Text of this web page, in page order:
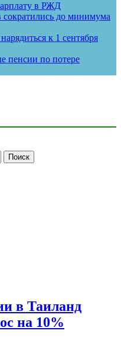
в РЖД
до минимума
к 1 сентября
пенсии по потере
в Таиланд
на 10%